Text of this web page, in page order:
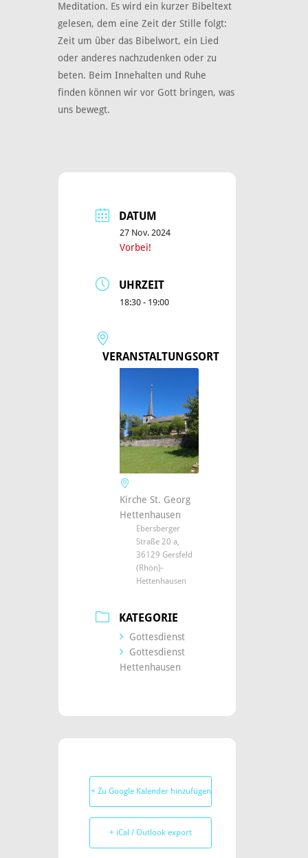
Meditation. Es wird ein kurzer Bibeltext
gelesen, dem eine Zeit der Stille folgt:
Zeit um über das Bibelwort, ein Lied
oder anderes nachzudenken oder zu
beten. Beim Innehalten und Ruhe
finden können wir vor Gott bringen, was
uns bewegt.
DATUM
27 Nov. 2024
Vorbei!
UHRZEIT
18:30 - 19:00
VERANSTALTUNGSORT
Kirche St. Georg
Hettenhausen
Ebersberger
Straße 20 a,
36129 Gersfeld
(Rhön)-
Hettenhausen
KATEGORIE
Gottesdienst
Gottesdienst
Hettenhausen
+ Zu Google Kalender hinzufügen
+ iCal / Outlook export